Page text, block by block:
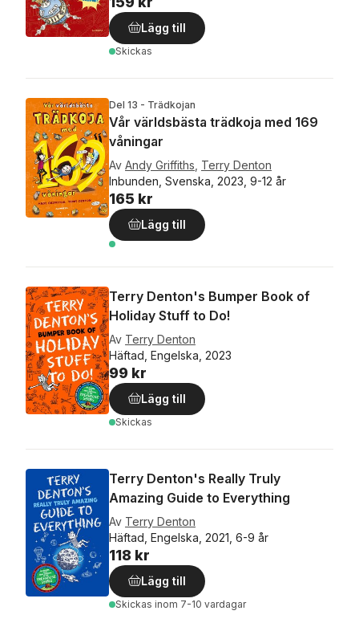
Lägg till
Skickas
Del 13 - Trädkojan
Vår världsbästa trädkoja med 169
våningar
Av Andy Griffiths Terry Denton
Inbunden, Svenska, 2023, 9-12 år
165 kr
Lägg till
Terry Denton's Bumper Book of
Holiday Stuff to Do!
Av Terry Denton
Häftad, Engelska, 2023
99 kr
Lägg till
Skickas
Terry Denton's Really Truly
Amazing Guide to Everything
Av Terry Denton
Häftad, Engelska, 2021, 6-9 år
118 kr
Lägg till
Skickas inom 7-10 vardagar